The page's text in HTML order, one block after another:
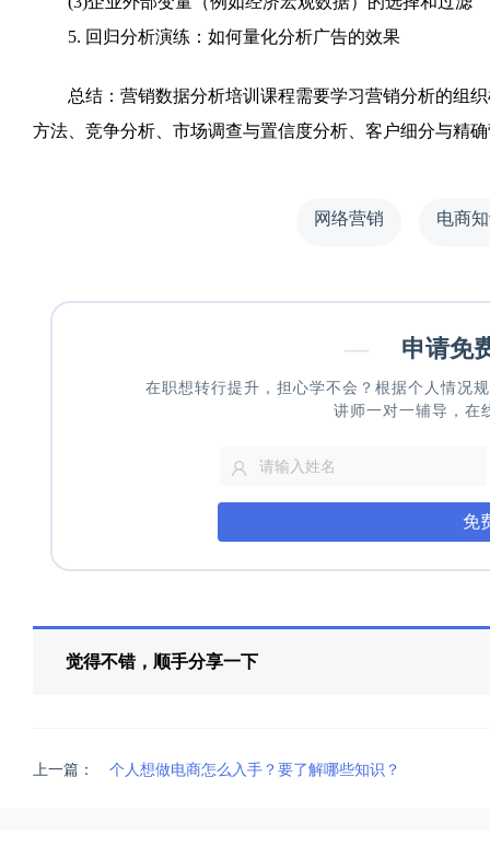
5. 回归分析演练：如何量化分析广告的效果
总结：营销数据分析培训课程需要学习营销分析的组织
方法、竞争分析、市场调查与置信度分析、客户细分与精
网络营销 电商
— 申请免
在职想转行提升，担心学不会？根据个人情况
讲师一对一辅导，在
免
觉得不错，顺手分享一下
上一篇： 个人想做电商怎么入手？要了解哪些知识？